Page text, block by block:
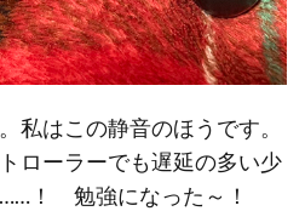
私はこの静音のほうです。
ローラーでも遅延の多い少
！ 勉強になった～！